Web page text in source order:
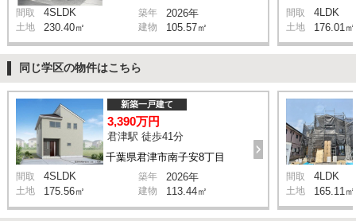
間取 4SLDK 築年 2026年
土地 230.40㎡ 建物 105.57㎡
間取 4LDK
土地 176.01㎡
同じ学区の物件はこちら
千葉県君津市南子安8丁目
新築一戸建て
3,390万円
君津駅 徒歩41分
間取 4SLDK 築年 2026年
土地 175.56㎡ 建物 113.44㎡
間取 4LDK
土地 165.11㎡